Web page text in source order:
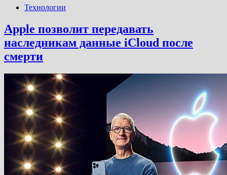
Технологии
Apple позволит передавать
наследникам данные iCloud после
смерти